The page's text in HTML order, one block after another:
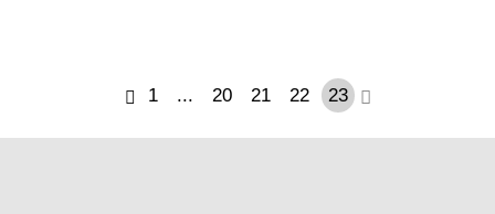
1 ... 20 21 22 23